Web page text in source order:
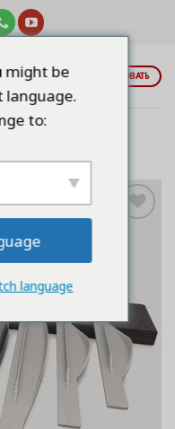
ЦИТИРОВАТЬ
might be
language.
to:
language